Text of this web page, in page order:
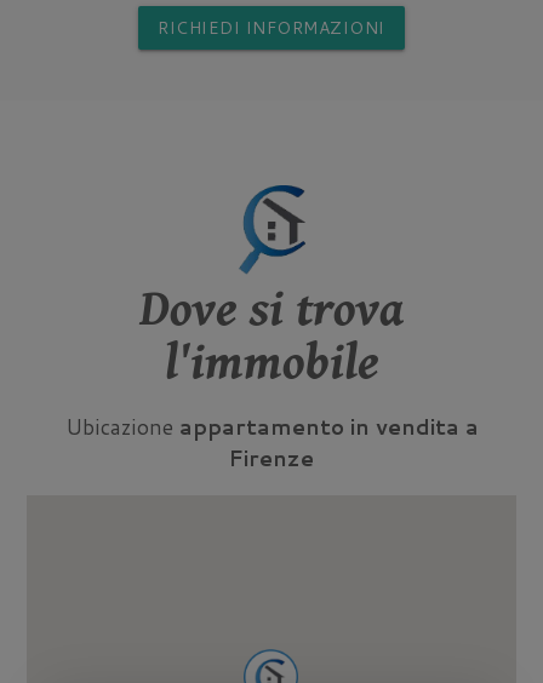
RICHIEDI INFORMAZIONI
Dove si trova
l'immobile
Ubicazione appartamento in vendita a
Firenze